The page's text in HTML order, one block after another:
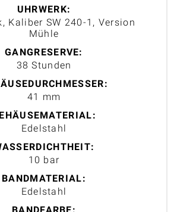
UHRWERK:
Kaliber SW 240-1, Version
Mühle
GANGRESERVE:
38 Stunden
41 mm
Edelstahl
10 bar
BANDMATERIAL:
Edelstahl